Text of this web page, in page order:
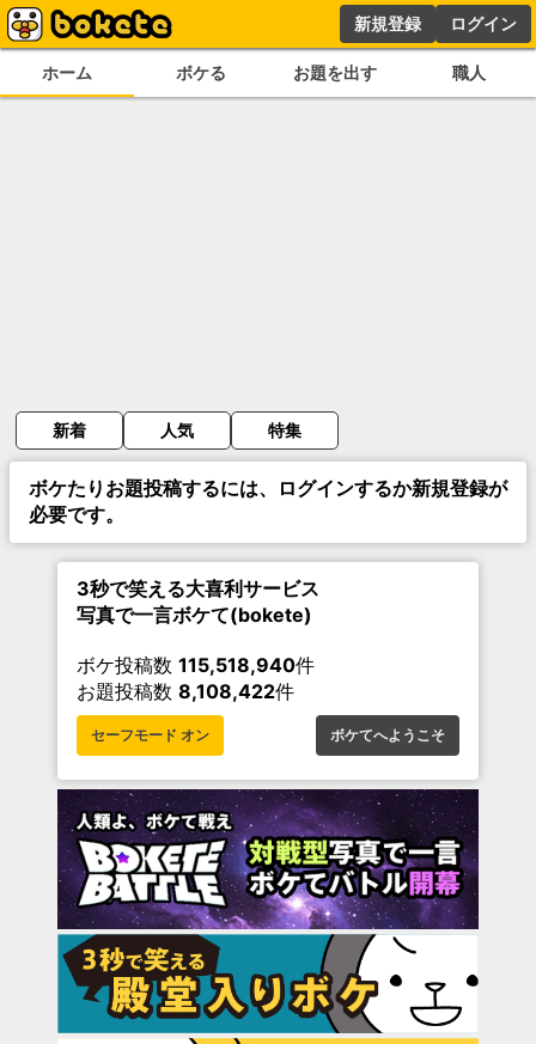
新規登録 ログイン
ホーム ボケる お題を出す 職人
新着 人気 特集
ボケたりお題投稿するには、ログインするか新規登録が
必要です。
3秒で笑える大喜利サービス
写真で一言ボケて(bokete)
ボケ投稿数 115,518,940件
お題投稿数 8,108,422件
セーフモード オン ボケてへようこそ